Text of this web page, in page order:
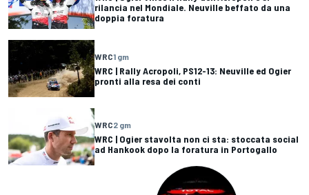
rilancia nel Mondiale. Neuville beffato da una
doppia foratura
WRC1 gm
WRC | Rally Acropoli, PS12-13: Neuville ed Ogier
pronti alla resa dei conti
WRC2 gm
WRC | Ogier stavolta non ci sta: stoccata social
ad Hankook dopo la foratura in Portogallo